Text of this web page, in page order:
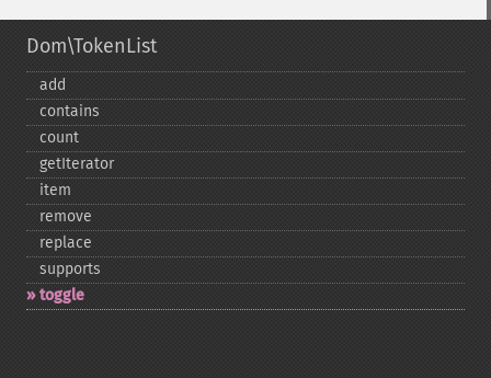
Dom\TokenList
add
contains
count
getIterator
item
remove
replace
supports
toggle